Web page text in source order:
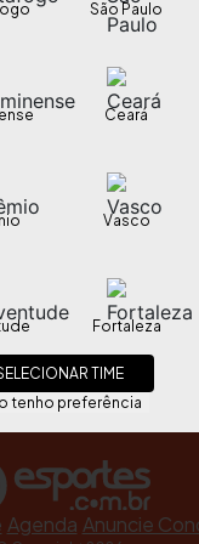
São Paulo
Ceará
Vasco
Fortaleza
TIME
tenho preferência
Agenda Anuncie